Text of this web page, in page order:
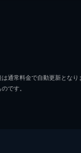
通常料金で自動更新となり
です。